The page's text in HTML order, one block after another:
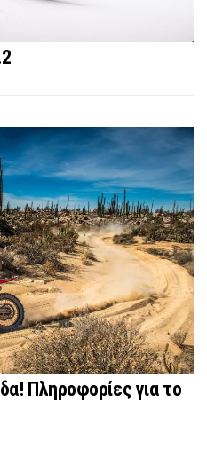
Πληροφορίες για το